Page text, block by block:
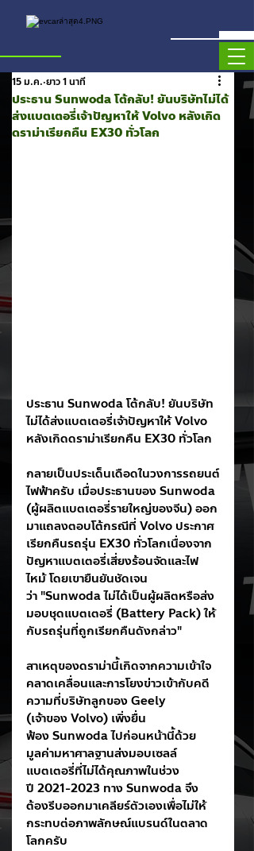
ประธาน Sunwoda โต้กลับ! ยันบริษัทไม่ได้
ส่งแบตเตอรี่เจ้าปัญหาให้ Volvo หลังเกิด
ดราม่าเรียกคืน EX30 ทั่วโลก
15 ม.ค. ยาว 1 นาที
ประธาน Sunwoda โต้กลับ! ยันบริษัท
ไม่ได้ส่งแบตเตอรี่เจ้าปัญหาให้ Volvo
หลังเกิดดราม่าเรียกคืน EX30 ทั่วโลก
กลายเป็นประเด็นเดือดในวงการรถยนต์
ไฟฟ้าครับ เมื่อประธานของ Sunwoda
(ผู้ผลิตแบตเตอรี่รายใหญ่ของจีน) ออก
มาแถลงตอบโต้กรณีที่ Volvo ประกาศ
เรียกคืนรถรุ่น EX30 ทั่วโลกเนื่องจาก
ปัญหาแบตเตอรี่เสี่ยงร้อนจัดและไฟ
ไหม้ โดยเขายืนยันชัดเจน
ว่า "Sunwoda ไม่ได้เป็นผู้ผลิตหรือส่ง
มอบชุดแบตเตอรี่ (Battery Pack) ให้
กับรถรุ่นที่ถูกเรียกคืนดังกล่าว"
สาเหตุของดราม่านี้เกิดจากความเข้าใจ
คลาดเคลื่อนและการโยงข่าวเข้ากับคดี
ความที่บริษัทลูกของ Geely
(เจ้าของ Volvo) เพิ่งยื่น
ฟ้อง Sunwoda ไปก่อนหน้านี้ด้วย
มูลค่ามหาศาลฐานส่งมอบเซลล์
แบตเตอรี่ที่ไม่ได้คุณภาพในช่วง
ปี 2021-2023 ทาง Sunwoda จึง
ต้องรีบออกมาเคลียร์ตัวเองเพื่อไม่ให้
กระทบต่อภาพลักษณ์แบรนด์ในตลาด
โลกครับ